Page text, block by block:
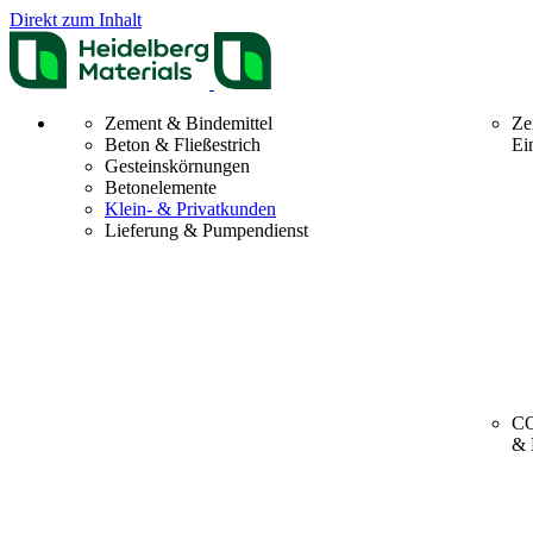
Direkt zum Inhalt
Zement & Bindemittel
Beton & Fließestrich
Gesteinskörnungen
Betonelemente
Klein- & Privatkunden
Lieferung & Pumpendienst
&